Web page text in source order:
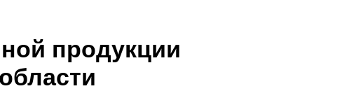
продукции